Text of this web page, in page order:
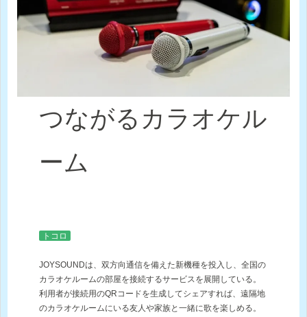
つながるカラオケル
ーム
トコロ
JOYSOUNDは、双方向通信を備えた新機種を投入し、全国の
カラオケルームの部屋を接続するサービスを展開している。
利用者が接続用のQRコードを生成してシェアすれば、遠隔地
のカラオケルームにいる友人や家族と一緒に歌を楽しめる。